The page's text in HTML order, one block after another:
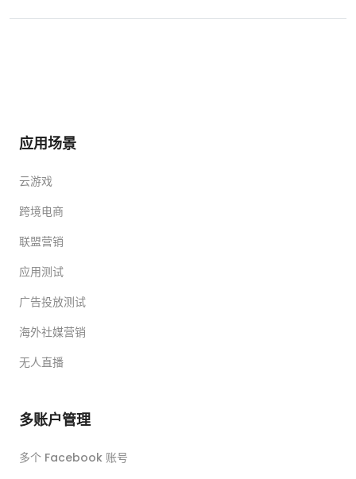
应用场景
云游戏
跨境电商
联盟营销
应用测试
广告投放测试
海外社媒营销
无人直播
多账户管理
多个 Facebook 账号